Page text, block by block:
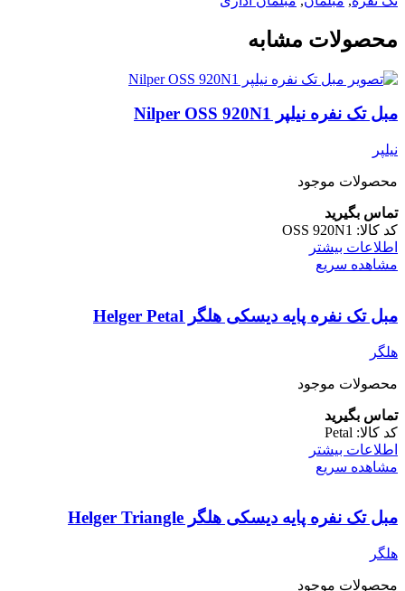
محصولات مشابه
مبل تک نفره نیلپر Nilper OSS 920N1
نیلپر
محصولات موجود
تماس بگیرید
کد کالا: OSS 920N1
اطلاعات بیشتر
مشاهده سریع
مبل تک نفره پایه دیسکی هلگر Helger Petal
هلگر
محصولات موجود
تماس بگیرید
کد کالا: Petal
اطلاعات بیشتر
مشاهده سریع
مبل تک نفره پایه دیسکی هلگر Helger Triangle
هلگر
محصولات موجود